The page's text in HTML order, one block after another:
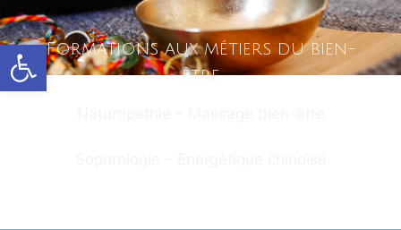
Ouvrir la barre d’outils
Formations aux métiers du bien-
être